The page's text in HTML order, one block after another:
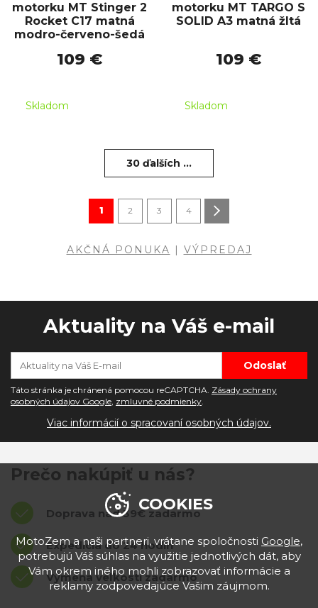
motorku MT Stinger 2
Rocket C17 matná
modro-červeno-šedá
109 €
Skladom
motorku MT TARGO S
SOLID A3 matná žltá
109 €
Skladom
30 ďalších ...
1 2 3 4
AKČNÁ PONUKA | VÝPREDAJ
Aktuality na Váš e-mail
Táto stránka je chránená pomocou reCAPTCHA. Zásady ochrany
osobných údajov Google zmluvné podmienky
Viac informácií o spracovaní osobných údajov.
Prečo nakúpiť u nás?
Doprava nad 39€ zadarmo
Expedícia do 24 hodín
Výmena veľkostí zadarmo
COOKIES
MotoZem a naši partneri, vrátane spoločnosti Google,
potrebujú Váš súhlas na využitie jednotlivých dát, aby
Vám okrem iného mohli zobrazovať informácie a
reklamy zodpovedajúce Vašim záujmom.